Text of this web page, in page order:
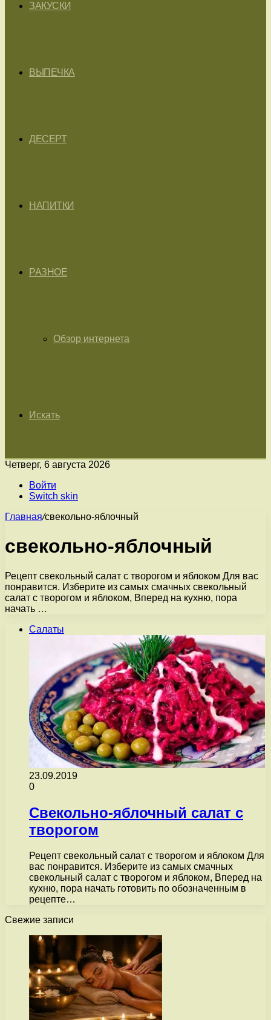
ЗАКУСКИ
ВЫПЕЧКА
ДЕСЕРТ
НАПИТКИ
РАЗНОЕ
Обзор интернета
Искать
Четверг, 6 августа 2026
Войти
Switch skin
Главная/свекольно-яблочный
свекольно-яблочный
Рецепт свекольный салат с творогом и яблоком Для вас
понравится. Изберите из самых смачных свекольный
салат с творогом и яблоком, Вперед на кухню, пора
начать …
Салаты
23.09.2019
0
Свекольно-яблочный салат с
творогом
Рецепт свекольный салат с творогом и яблоком Для
вас понравится. Изберите из самых смачных
свекольный салат с творогом и яблоком, Вперед на
кухню, пора начать готовить по обозначенным в
рецепте…
Свежие записи